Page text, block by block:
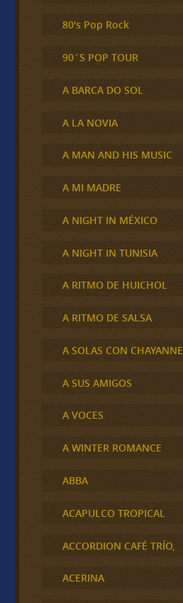
80's Pop Rock
90´S POP TOUR
A BARCA DO SOL
A LA NOVIA
A MAN AND HIS MUSIC
A MI MADRE
A NIGHT IN MÉXICO
A NIGHT IN TUNISIA
A RITMO DE HUICHOL
A RITMO DE SALSA
A SOLAS CON CHAYANNE
A SUS AMIGOS
A VOCES
A WINTER ROMANCE
ABBA
ACAPULCO TROPICAL
ACCORDION CAFÉ TRÍO,
ACERINA